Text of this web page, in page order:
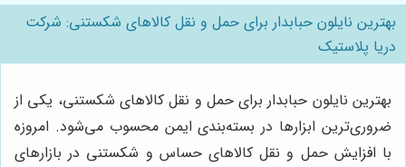
بهترین نایلون حبابدار برای حمل و نقل کالاهای شکستنی: شرکت
دریا پلاستیک
بهترین نایلون حبابدار برای حمل و نقل کالاهای شکستنی، یکی از
ضروری‌ترین ابزارها در بسته‌بندی ایمن محسوب می‌شود. امروزه
با افزایش حمل و نقل کالاهای حساس و شکستنی در بازارهای